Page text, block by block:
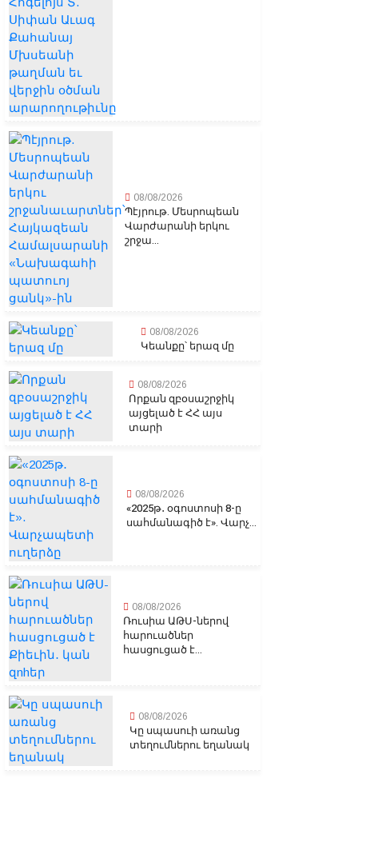
08/08/2026
Պէյրութ. Մեսրոպեան
Վարժարանի երկու
շրջա...
08/08/2026
Կեանքը՝ երազ մը
08/08/2026
Որքան զբօսաշրջիկ
այցելած է ՀՀ այս
տարի
08/08/2026
«2025թ․ օգոստոսի 8-ը
սահմանագիծ է». Վարչ...
08/08/2026
Ռուսիա ԱԹՍ-ներով
հարուածներ
հասցուցած է...
08/08/2026
Կը սպասուի առանց
տեղումներու եղանակ